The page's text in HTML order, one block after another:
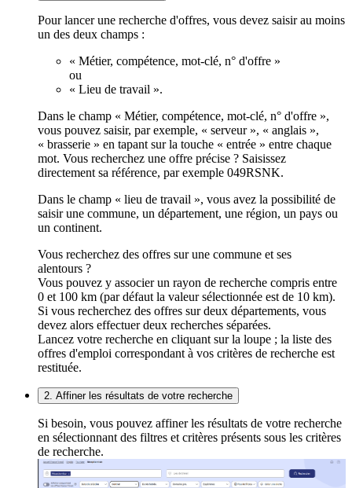
Pour lancer une recherche d'offres, vous devez saisir au moins
un des deux champs :
« Métier, compétence, mot-clé, n° d'offre »
ou
« Lieu de travail ».
Dans le champ « Métier, compétence, mot-clé, n° d'offre »,
vous pouvez saisir, par exemple, « serveur », « anglais »,
« brasserie » en tapant sur la touche « entrée » entre chaque
mot. Vous recherchez une offre précise ? Saisissez
directement sa référence, par exemple 049RSNK.
Dans le champ « lieu de travail », vous avez la possibilité de
saisir une commune, un département, une région, un pays ou
un continent.
Vous recherchez des offres sur une commune et ses
alentours ?
Vous pouvez y associer un rayon de recherche compris entre
0 et 100 km (par défaut la valeur sélectionnée est de 10 km).
Si vous recherchez des offres sur deux départements, vous
devez alors effectuer deux recherches séparées.
Lancez votre recherche en cliquant sur la loupe ; la liste des
offres d'emploi correspondant à vos critères de recherche est
restituée.
2. Affiner les résultats de votre recherche
Si besoin, vous pouvez affiner les résultats de votre recherche
en sélectionnant des filtres et critères présents sous les critères
de recherche.